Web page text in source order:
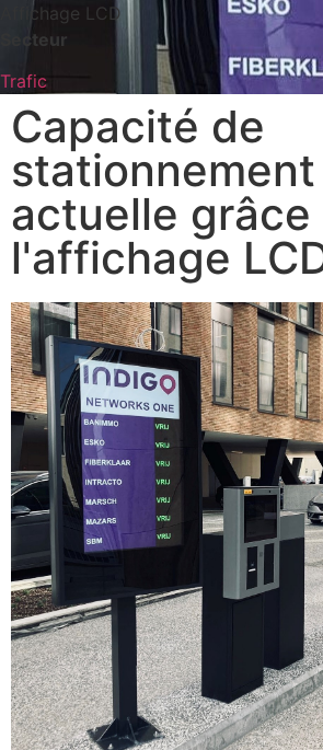
Affichage LCD
Secteur
Trafic
Capacité de
stationnement
actuelle grâce
l'affichage